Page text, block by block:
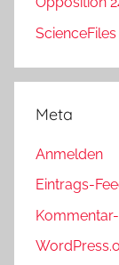
ScienceFiles
Meta
Anmelden
Eintrags-